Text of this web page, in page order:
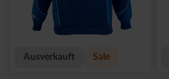
Ausverkauft Sale